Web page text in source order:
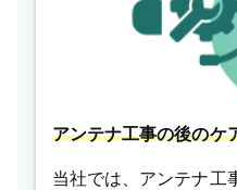
アンテナ工事の後のケ
当社では、アンテナ工